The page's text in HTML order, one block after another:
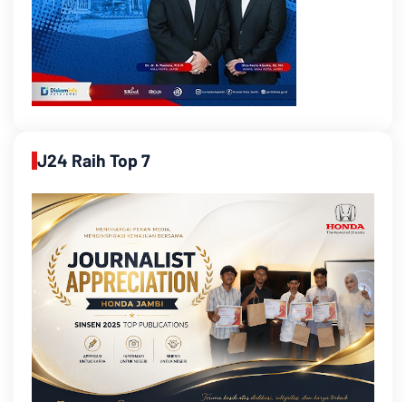
J24 Raih Top 7